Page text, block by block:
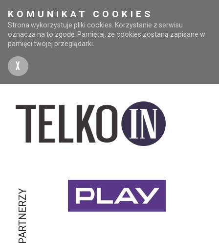
KOMUNIKAT COOKIES
Strona wykorzystuje pliki cookies. Korzystanie z serwisu
oznacza na to zgodę. Pamiętaj, że cookies zostaną zapisane w
pamięci twojej przeglądarki.
X
PARTNERZY